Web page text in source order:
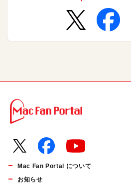
Mac Fan Portal について
お知らせ